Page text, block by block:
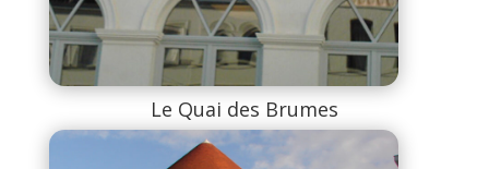
Le Quai des Brumes